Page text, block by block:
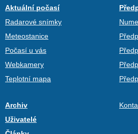
Aktuální počasí
Radarové snímky
Meteostanice
Počasí u vás
Webkamery
Teplotní mapa
Archiv
Uživatelé